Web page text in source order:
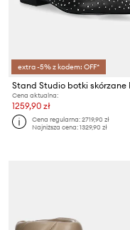
extra -5% z kodem: OFF*
Cena aktualna:
1259,90 zł
Cena regularna:2719,90 zł
Najniższa cena:1329,90 zł